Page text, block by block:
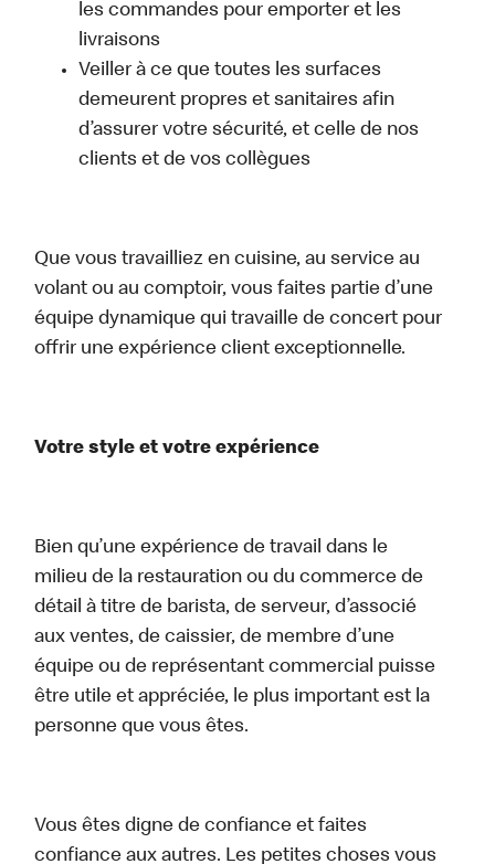
les commandes pour emporter et les
livraisons
Veiller à ce que toutes les surfaces
demeurent propres et sanitaires afin
d’assurer votre sécurité, et celle de nos
clients et de vos collègues
Que vous travailliez en cuisine, au service au
volant ou au comptoir, vous faites partie d’une
équipe dynamique qui travaille de concert pour
offrir une expérience client exceptionnelle.
Votre style et votre expérience
Bien qu’une expérience de travail dans le
milieu de la restauration ou du commerce de
détail à titre de barista, de serveur, d’associé
aux ventes, de caissier, de membre d’une
équipe ou de représentant commercial puisse
être utile et appréciée, le plus important est la
personne que vous êtes.
Vous êtes digne de confiance et faites
confiance aux autres. Les petites choses vous